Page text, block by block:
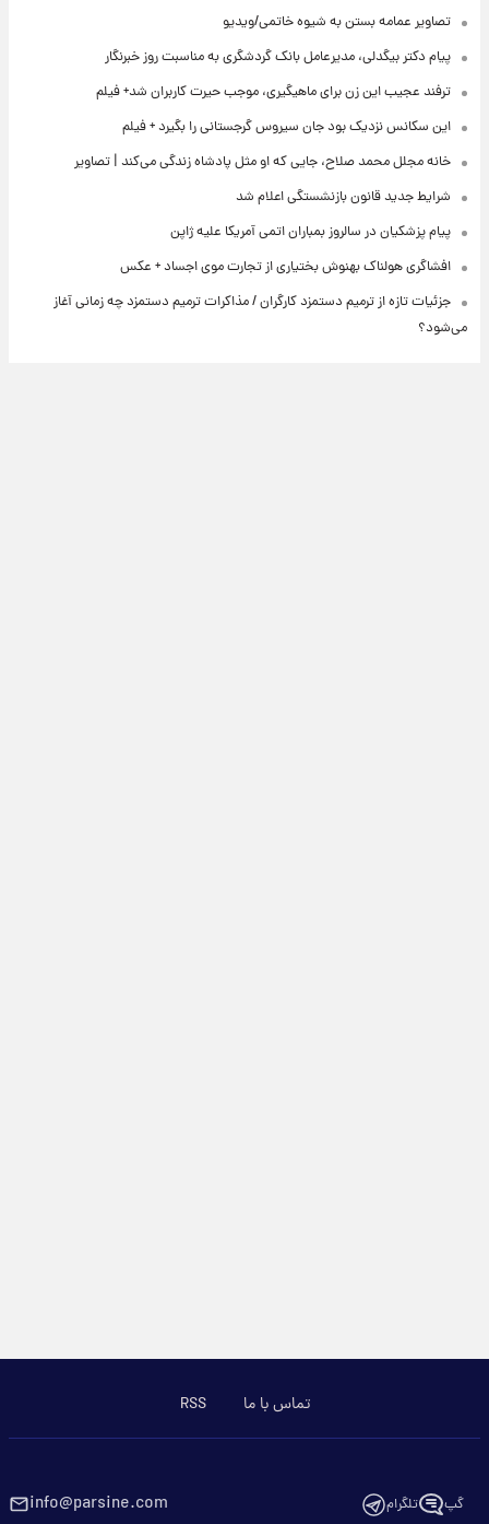
تصاویر عمامه بستن به شیوه خاتمی/ویدیو
پیام دکتر بیگدلی، مدیرعامل بانک گردشگری به مناسبت روز خبرنگار
ترفند عجیب این زن برای ماهیگیری، موجب حیرت کاربران شد+ فیلم
این سکانس نزدیک بود جان سیروس گرجستانی را بگیرد + فیلم
خانه مجلل محمد صلاح، جایی که او مثل پادشاه زندگی می‌کند | تصاویر
شرایط جدید قانون بازنشستگی اعلام شد
پیام پزشکیان در سالروز بمباران اتمی آمریکا علیه ژاپن
افشاگری هولناک بهنوش بختیاری از تجارت موی اجساد + عکس
جزئیات تازه از ترمیم دستمزد کارگران / مذاکرات ترمیم دستمزد چه زمانی آغاز
می‌شود؟
تماس با ما RSS
گپ تلگرام info@parsine.com